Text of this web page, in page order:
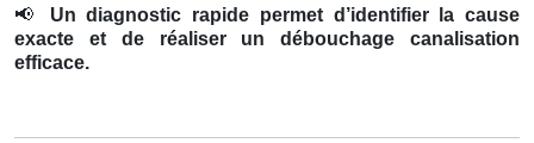
📢
Un diagnostic rapide permet d’identifier la cause
exacte et de réaliser un débouchage canalisation
efficace.